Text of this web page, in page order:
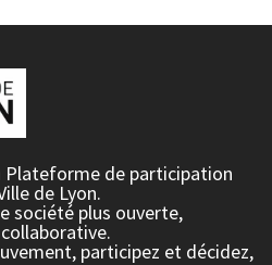
Plateforme de participation
de Lyon.
société plus ouverte,
participez et décidez,